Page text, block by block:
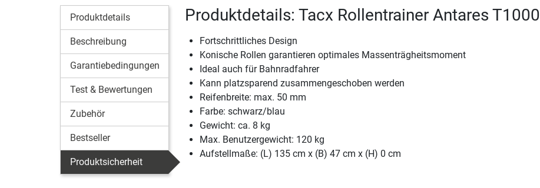
Produktdetails
Beschreibung
Garantiebedingungen
Test & Bewertungen
Zubehör
Bestseller
Produktsicherheit
Produktdetails: Tacx Rollentrainer Antares T1000
Fortschrittliches Design
Konische Rollen garantieren optimales Massenträgheitsmoment
Ideal auch für Bahnradfahrer
Kann platzsparend zusammengeschoben werden
Reifenbreite: max. 50 mm
Farbe: schwarz/blau
Gewicht: ca. 8 kg
Max. Benutzergewicht: 120 kg
Aufstellmaße: (L) 135 cm x (B) 47 cm x (H) 0 cm